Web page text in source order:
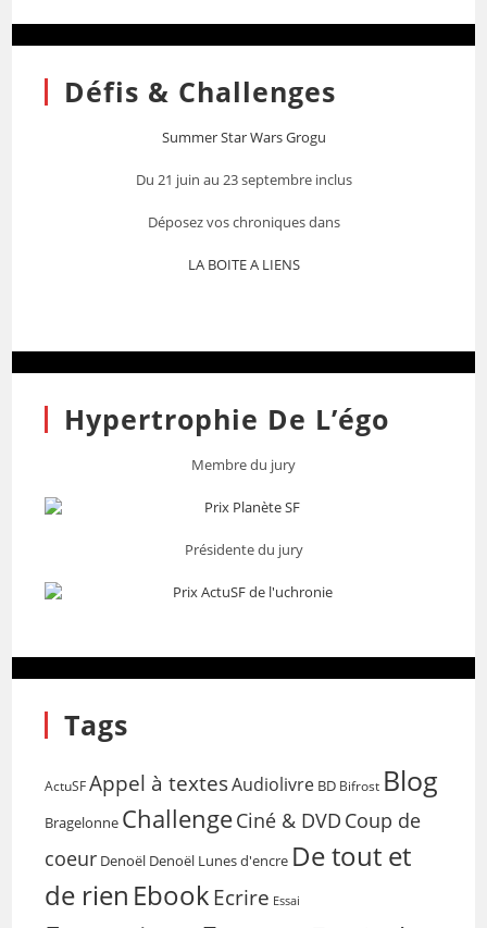
Défis & Challenges
Summer Star Wars Grogu
Du 21 juin au 23 septembre inclus
Déposez vos chroniques dans
LA BOITE A LIENS
Hypertrophie De L’égo
Membre du jury
Présidente du jury
Tags
ActuSF Appel à textesAudiolivre BD Bifrost Blog
Bragelonne ChallengeCiné & DVD Coup de
coeur Denoël Denoël Lunes d'encre De tout et
de rien EbookEcrire Essai